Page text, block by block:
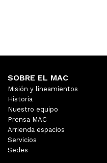
SOBRE EL MAC
Misión y lineamientos
Historia
Nuestro equipo
Prensa MAC
Arrienda espacios
Servicios
Sedes